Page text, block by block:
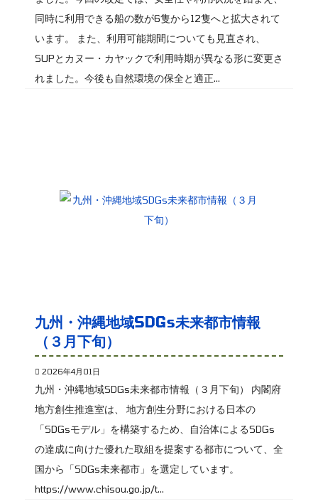
同時に利用できる船の数が6隻から12隻へと拡大されて
います。 また、利用可能期間についても見直され、
SUPとカヌー・カヤックで利用時期が異なる形に変更さ
れました。今後も自然環境の保全と適正...
九州・沖縄地域SDGs未来都市情報
（３月下旬）
2026年4月01日
九州・沖縄地域SDGs未来都市情報（３月下旬） 内閣府
地方創生推進室は、 地方創生分野における日本の
「SDGsモデル」を構築するため、自治体によるSDGs
の達成に向けた優れた取組を提案する都市について、全
国から「SDGs未来都市」を選定しています。
https://www.chisou.go.jp/t...